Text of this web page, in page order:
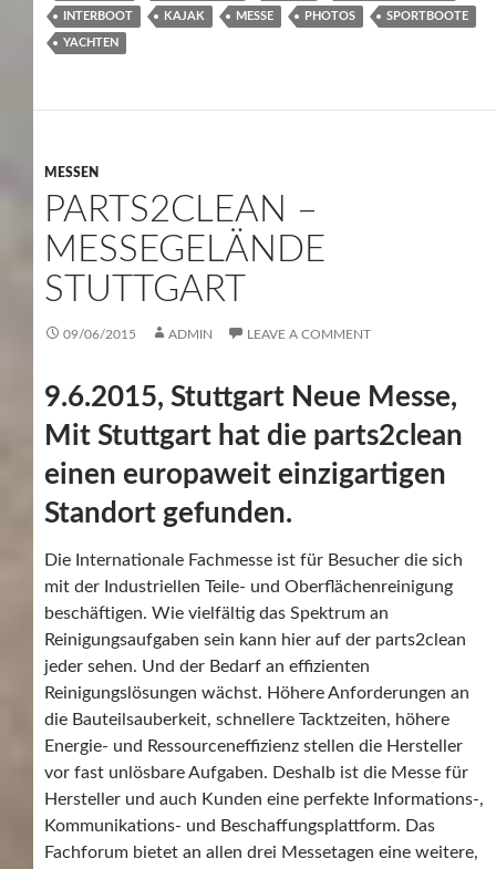
INTERBOOT KAJAK MESSE PHOTOS SPORTBOOTE
YACHTEN
MESSEN
PARTS2CLEAN –
MESSEGELÄNDE
STUTTGART
09/06/2015 ADMIN LEAVE A COMMENT
9.6.2015, Stuttgart Neue Messe,
Mit Stuttgart hat die parts2clean
einen europaweit einzigartigen
Standort gefunden.
Die Internationale Fachmesse ist für Besucher die sich
mit der Industriellen Teile- und Oberflächenreinigung
beschäftigen. Wie vielfältig das Spektrum an
Reinigungsaufgaben sein kann hier auf der parts2clean
jeder sehen. Und der Bedarf an effizienten
Reinigungslösungen wächst. Höhere Anforderungen an
die Bauteilsauberkeit, schnellere Tacktzeiten, höhere
Energie- und Ressourceneffizienz stellen die Hersteller
vor fast unlösbare Aufgaben. Deshalb ist die Messe für
Hersteller und auch Kunden eine perfekte Informations-,
Kommunikations- und Beschaffungsplattform. Das
Fachforum bietet an allen drei Messetagen eine weitere,